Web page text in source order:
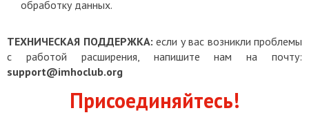
обработку данных.
ТЕХНИЧЕСКАЯ ПОДДЕРЖКА: если у вас возникли проблемы
с работой расширения, напишите нам на почту:
support@imhoclub.org
Присоединяйтесь!